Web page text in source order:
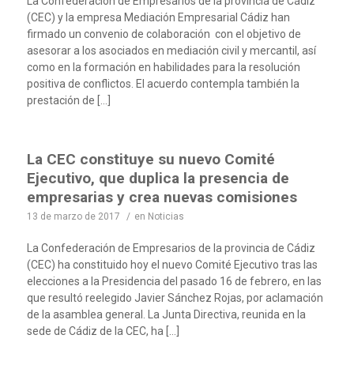
(CEC) y la empresa Mediación Empresarial Cádiz han
firmado un convenio de colaboración con el objetivo de
asesorar a los asociados en mediación civil y mercantil, así
como en la formación en habilidades para la resolución
positiva de conflictos. El acuerdo contempla también la
prestación de […]
La CEC constituye su nuevo Comité
Ejecutivo, que duplica la presencia de
empresarias y crea nuevas comisiones
13 de marzo de 2017 / en Noticias
La Confederación de Empresarios de la provincia de Cádiz
(CEC) ha constituido hoy el nuevo Comité Ejecutivo tras las
elecciones a la Presidencia del pasado 16 de febrero, en las
que resultó reelegido Javier Sánchez Rojas, por aclamación
de la asamblea general. La Junta Directiva, reunida en la
sede de Cádiz de la CEC, ha […]